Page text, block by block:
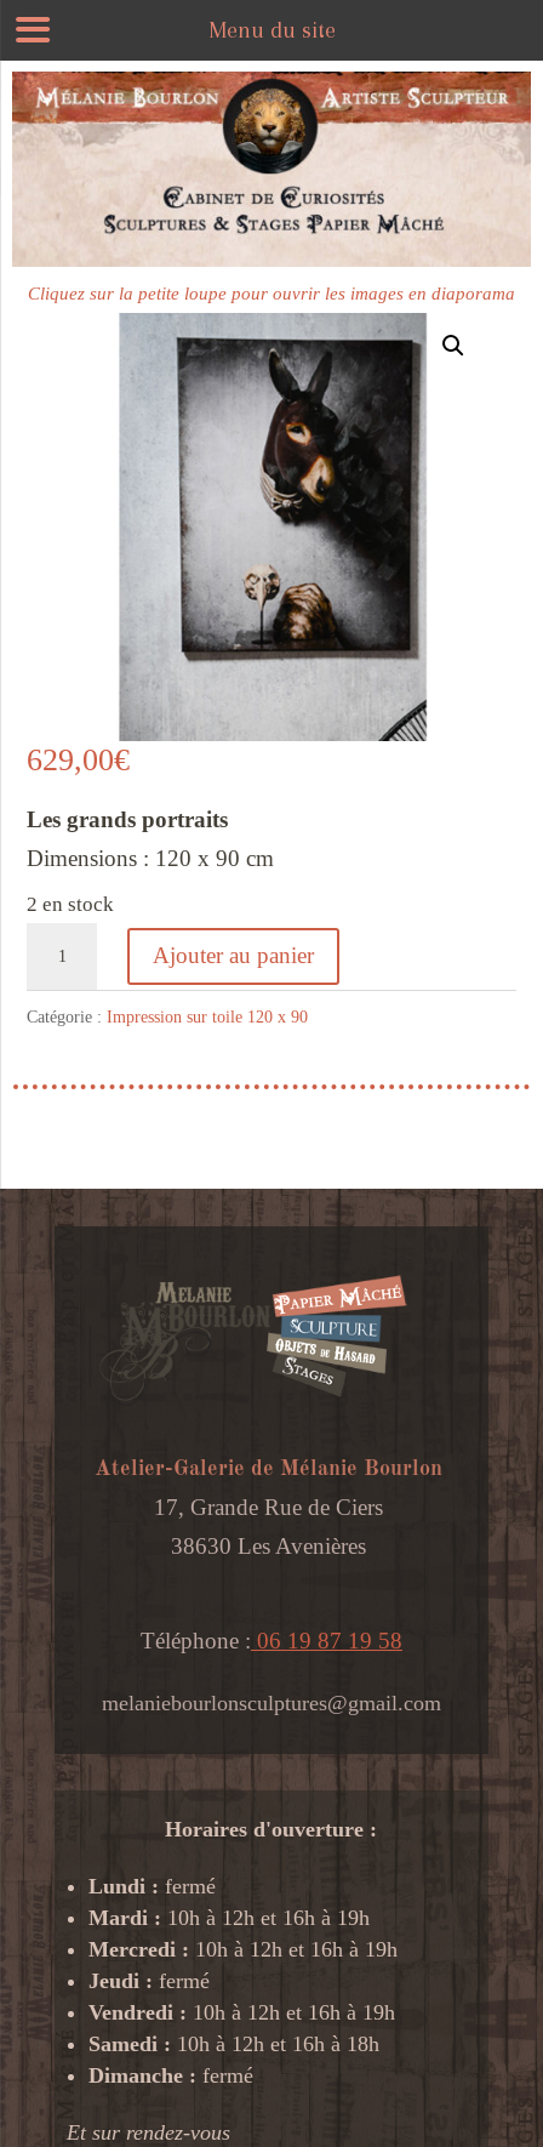
Cliquez sur la petite loupe pour ouvrir les images en diaporama
629,00€
Les grands portraits
Dimensions : 120 x 90 cm
2 en stock
Toile
120x90cm
Ajouter au panier
Catégorie :Impression sur toile 120 x 90
Atelier-Galerie de Mélanie Bourlon
17, Grande Rue de Ciers
38630 Les Avenières
Téléphone : 06 19 87 19 58
melaniebourlonsculptures@gmail.com
Horaires d'ouverture :
Lundi : fermé
Mardi : 10h à 12h et 16h à 19h
Mercredi : 10h à 12h et 16h à 19h
Jeudi : fermé
Vendredi : 10h à 12h et 16h à 19h
Samedi : 10h à 12h et 16h à 18h
Dimanche : fermé
Et sur rendez-vous
Menu du site